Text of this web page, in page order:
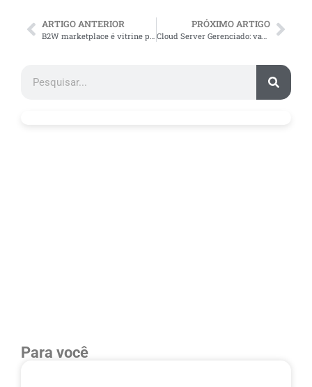
ARTIGO ANTERIOR PRÓXIMO ARTIGO
Cloud Server Gerenciado: vantagens do ERP na nuvem
Para você